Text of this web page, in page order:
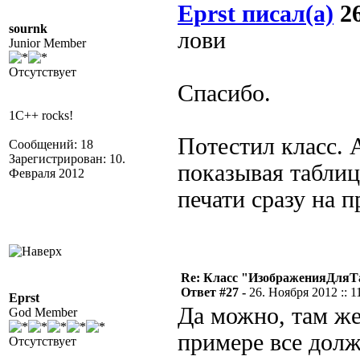
sournk
Junior Member
Отсутствует
1C++ rocks!
Сообщений: 18
Зарегистрирован: 10.
Февраля 2012
Eprst писал(а)
лови
Спасибо.
Потестил класс.
показывая
печати сразу на
Eprst
God Member
Отсутствует
Re: Класс
Ответ #27 - 26. Ноября 2012 ::
Да можно, там
примере все